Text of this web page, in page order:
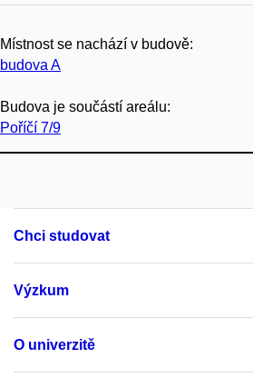
Místnost se nachází v budově:
budova A
Budova je součástí areálu:
Poříčí 7/9
Chci studovat
Výzkum
O univerzitě